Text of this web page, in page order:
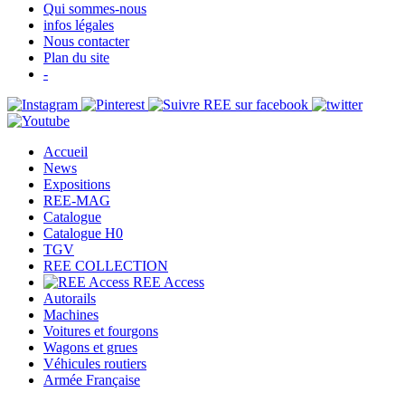
Qui sommes-nous
infos légales
Nous contacter
Plan du site
-
Accueil
News
Expositions
REE-MAG
Catalogue
Catalogue H0
TGV
REE COLLECTION
REE Access
Autorails
Machines
Voitures et fourgons
Wagons et grues
Véhicules routiers
Armée Française